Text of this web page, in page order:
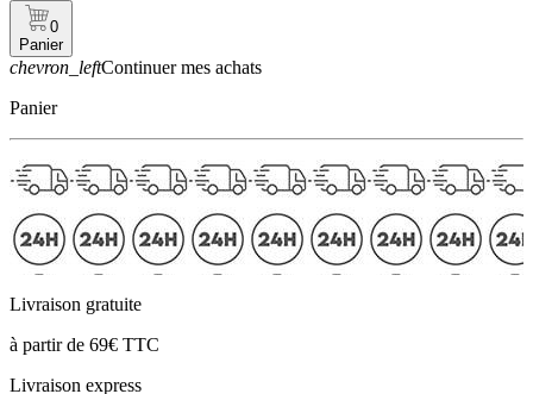
0
Panier
chevron_leftContinuer mes achats
Panier
Livraison gratuite
à partir de 69€ TTC
Livraison express